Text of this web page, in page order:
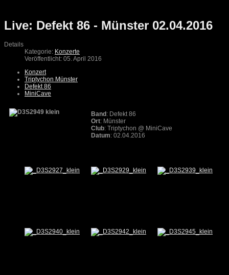
Live: Defekt 86 - Münster 02.04.2016
Details
Kategorie: Konzerte
Veröffentlicht: 05. April 2016
Konzert
Triptychon Münster
Defekt 86
MiniCave
Band : Defekt 86
Ort: Münster
Club: Triptychon @ MiniCave
Datum: 02.04.2016